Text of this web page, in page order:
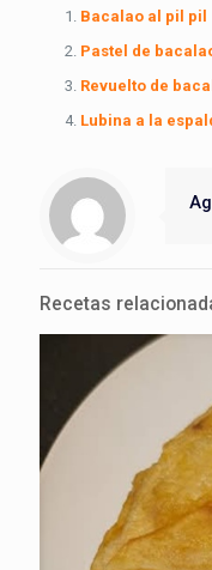
Bacalao al pil pil
Pastel de
Revuelto de
Lubina a la
Recetas